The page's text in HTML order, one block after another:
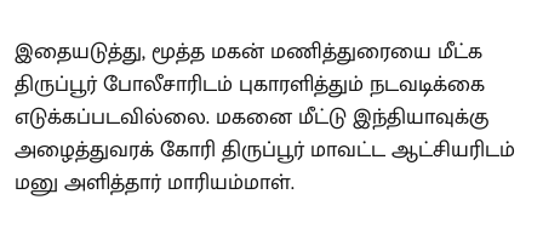
இதையடுத்து, மூத்த மகன் மணித்துரையை மீட்க
திருப்பூர் போலீசாரிடம் புகாரளித்தும் நடவடிக்கை
எடுக்கப்படவில்லை. மகனை மீட்டு இந்தியாவுக்கு
அழைத்துவரக் கோரி திருப்பூர் மாவட்ட ஆட்சியரிடம்
மனு அளித்தார் மாரியம்மாள்.